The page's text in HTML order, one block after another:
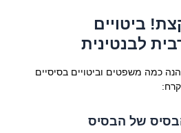
ביטויים
לבנטינית
כמה משפטים וביטויים בסיסיים
של הבסיס